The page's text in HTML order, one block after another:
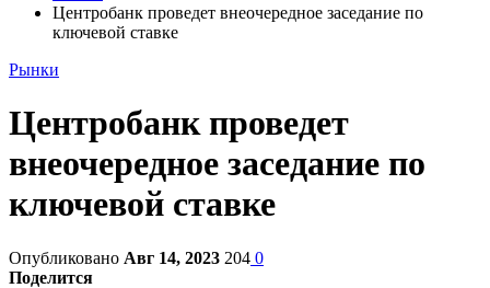
Центробанк проведет внеочередное заседание по
ключевой ставке
Рынки
Центробанк проведет
внеочередное заседание по
ключевой ставке
Опубликовано Авг 14, 2023 204 0
Поделится